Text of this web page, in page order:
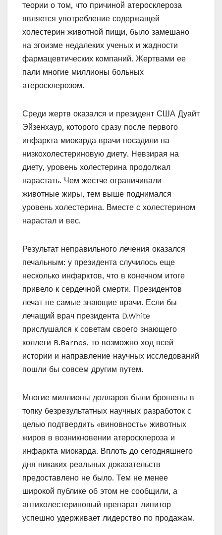
теории о том, что причиной атеросклероза
является употребление содержащей
холестерин животной пищи, было замешано
на эгоизме недалеких ученых и жадности
фармацевтических компаний. Жертвами ее
пали многие миллионы больных
атеросклерозом.
Среди жертв оказался и президент США Дуайт
Эйзенхаур, которого сразу после первого
инфаркта миокарда врачи посадили на
низкохолестериновую диету. Невзирая на
диету, уровень холестерина продолжал
нарастать. Чем жестче ограничивали
животные жиры, тем выше поднимался
уровень холестерина. Вместе с холестерином
нарастал и вес.
Результат неправильного лечения оказался
печальным: у президента случилось еще
несколько инфарктов, что в конечном итоге
привело к сердечной смерти. Президентов
лечат не самые знающие врачи. Если бы
лечащий врач президента D.White
прислушался к советам своего знающего
коллеги B.Barnes, то возможно ход всей
истории и направление научных исследований
пошли бы совсем другим путем.
Многие миллионы долларов были брошены в
топку безрезультатных научных разработок с
целью подтвердить «виновность» животных
жиров в возникновении атеросклероза и
инфаркта миокарда. Вплоть до сегодняшнего
дня никаких реальных доказательств
предоставлено не было. Тем не менее
широкой публике об этом не сообщили, а
антихолестериновый препарат липитор
успешно удерживает лидерство по продажам.